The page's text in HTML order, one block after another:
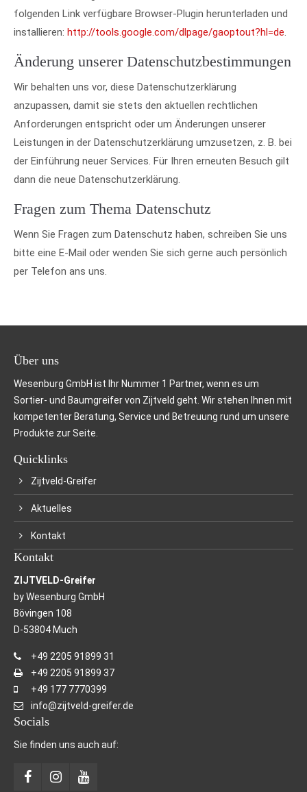
folgenden Link verfügbare Browser-Plugin herunterladen und
installieren: http://tools.google.com/dlpage/gaoptout?hl=de.
Änderung unserer Datenschutzbestimmungen
Wir behalten uns vor, diese Datenschutzerklärung
anzupassen, damit sie stets den aktuellen rechtlichen
Anforderungen entspricht oder um Änderungen unserer
Leistungen in der Datenschutzerklärung umzusetzen, z. B. bei
der Einführung neuer Services. Für Ihren erneuten Besuch gilt
dann die neue Datenschutzerklärung.
Fragen zum Thema Datenschutz
Wenn Sie Fragen zum Datenschutz haben, schreiben Sie uns
bitte eine E-Mail oder wenden Sie sich gerne auch persönlich
per Telefon ans uns.
Über uns
Wesenburg GmbH ist Ihr Nummer 1 Partner, wenn es um
Sortier- und Baumgreifer von Zijtveld geht. Wir stehen Ihnen mit
kompetenter Beratung, Service und Betreuung rund um unsere
Produkte zur Seite.
Quicklinks
Zijtveld-Greifer
Aktuelles
Kontakt
Kontakt
ZIJTVELD-Greifer
by Wesenburg GmbH
Bövingen 108
D-53804 Much
+49 2205 91899 31
+49 2205 91899 37
+49 177 7770399
info@zijtveld-greifer.de
Socials
Sie finden uns auch auf: